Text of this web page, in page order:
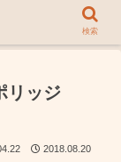
リッジ
2018.08.20
検索